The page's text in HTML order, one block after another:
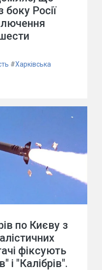
боку Росії
#Харківська
по Києву з
фіксують
і "Калібрів".